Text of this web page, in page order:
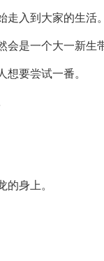
入到大家的生活。
是一个大一新生
要尝试一番。
的身上。